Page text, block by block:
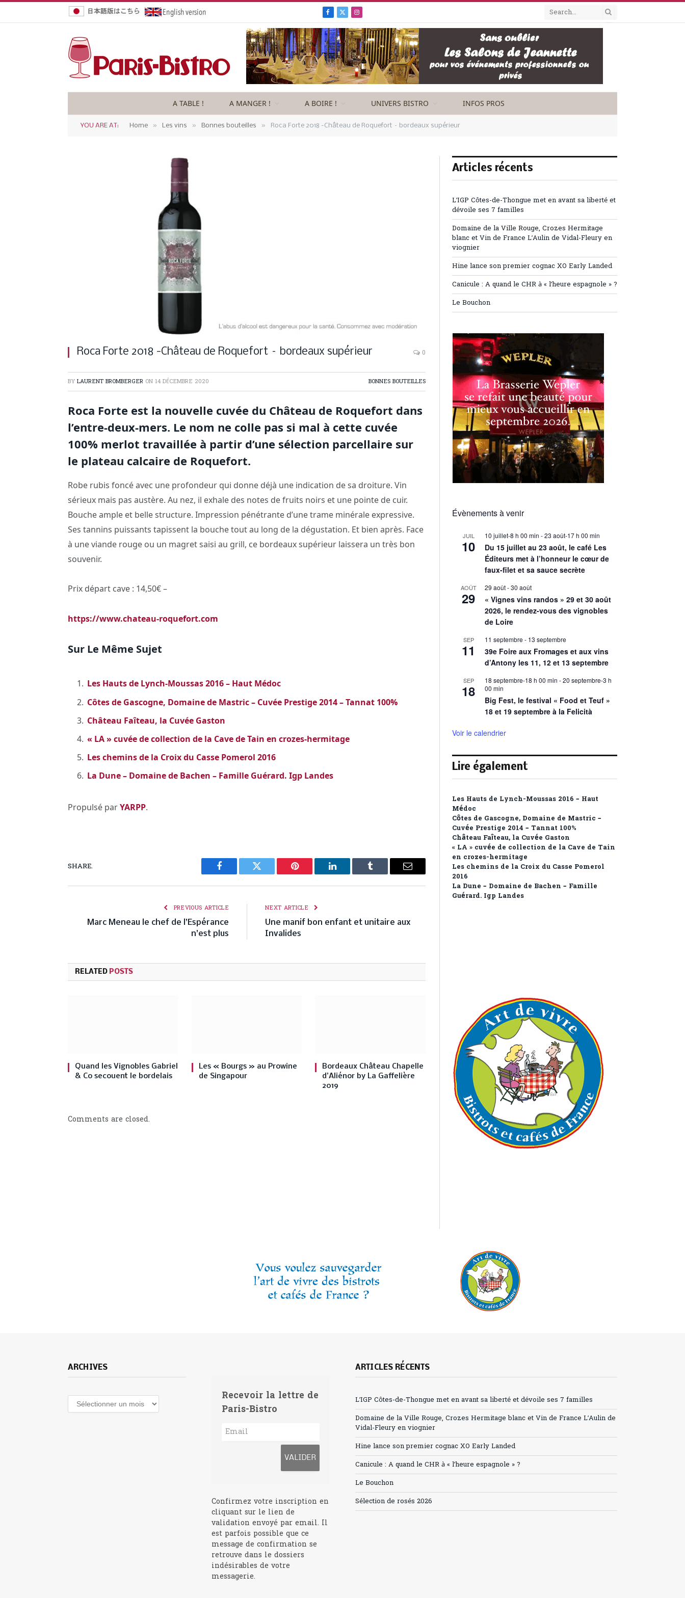
Facebook
X
(Twitter)
Instagram
A TABLE ! A MANGER ! A BOIRE ! UNIVERS BISTRO INFOS PROS
YOU ARE AT: Home » Les vins » Bonnes bouteilles » Roca Forte 2018 -Château de Roquefort – bordeaux supérieur
Roca Forte 2018 -Château de Roquefort – bordeaux supérieur 0
BY LAURENT BROMBERGER ON 14 DÉCEMBRE 2020 BONNES BOUTEILLES
Roca Forte est la nouvelle cuvée du Château de Roquefort dans
l’entre-deux-mers. Le nom ne colle pas si mal à cette cuvée
100% merlot travaillée à partir d’une sélection parcellaire sur
le plateau calcaire de Roquefort.
Robe rubis foncé avec une profondeur qui donne déjà une indication de sa droiture. Vin
sérieux mais pas austère. Au nez, il exhale des notes de fruits noirs et une pointe de cuir.
Bouche ample et belle structure. Impression pénétrante d’une trame minérale expressive.
Ses tannins puissants tapissent la bouche tout au long de la dégustation. Et bien après. Face
à une viande rouge ou un magret saisi au grill, ce bordeaux supérieur laissera un très bon
souvenir.
Prix départ cave : 14,50€ –
https://www.chateau-roquefort.com
Sur Le Même Sujet
Les Hauts de Lynch-Moussas 2016 – Haut Médoc
Côtes de Gascogne, Domaine de Mastric – Cuvée Prestige 2014 – Tannat 100%
Château Faîteau, la Cuvée Gaston
« LA » cuvée de collection de la Cave de Tain en crozes-hermitage
Les chemins de la Croix du Casse Pomerol 2016
La Dune – Domaine de Bachen – Famille Guérard. Igp Landes
Propulsé parYARPP.
SHARE.
Facebook Twitter Pinterest LinkedIn Tumblr Email
PREVIOUS ARTICLE
Marc Meneau le chef de l’Espérance
n’est plus
NEXT ARTICLE
Une manif bon enfant et unitaire aux
Invalides
RELATED POSTS
Quand les Vignobles Gabriel
& Co secouent le bordelais
Les « Bourgs » au Prowine
de Singapour
Bordeaux Château Chapelle
d’Aliénor by La Gaffelière
2019
Comments are closed.
Articles récents
L’IGP Côtes-de-Thongue met en avant sa liberté et
dévoile ses 7 familles
Domaine de la Ville Rouge, Crozes Hermitage
blanc et Vin de France L’Aulin de Vidal-Fleury en
viognier
Hine lance son premier cognac XO Early Landed
Canicule : A quand le CHR à « l’heure espagnole » ?
Le Bouchon
Évènements à venir
JUIL
10
10 juillet-8 h 00 min -23 août-17 h 00 min
Du 15 juillet au 23 août, le café Les
Éditeurs met à l’honneur le cœur de
faux-filet et sa sauce secrète
AOÛT
29
29 août-30 août
« Vignes vins randos » 29 et 30 août
2026, le rendez-vous des vignobles
de Loire
SEP
11
11 septembre - 13 septembre
39e Foire aux Fromages et aux vins
d’Antony les 11, 12 et 13 septembre
SEP
18
18 septembre-18 h 00 min -20 septembre-3 h
00 min
Big Fest, le festival « Food et Teuf »
18 et 19 septembre à la Felicità
Voir le calendrier
Lire également
Les Hauts de Lynch-Moussas 2016 – Haut
Médoc
Côtes de Gascogne, Domaine de Mastric –
Cuvée Prestige 2014 – Tannat 100%
Château Faîteau, la Cuvée Gaston
« LA » cuvée de collection de la Cave de Tain
en crozes-hermitage
Les chemins de la Croix du Casse Pomerol
2016
La Dune – Domaine de Bachen – Famille
Guérard. Igp Landes
ARCHIVES
Archives
Recevoir la lettre de
Paris-Bistro
Confirmez votre inscription en
cliquant sur le lien de
validation envoyé par email. Il
est parfois possible que ce
message de confirmation se
retrouve dans le dossiers
indésirables de votre
messagerie.
ARTICLES RÉCENTS
L’IGP Côtes-de-Thongue met en avant sa liberté et dévoile ses 7 familles
Domaine de la Ville Rouge, Crozes Hermitage blanc et Vin de France L’Aulin de
Vidal-Fleury en viognier
Hine lance son premier cognac XO Early Landed
Canicule : A quand le CHR à « l’heure espagnole » ?
Le Bouchon
Sélection de rosés 2026